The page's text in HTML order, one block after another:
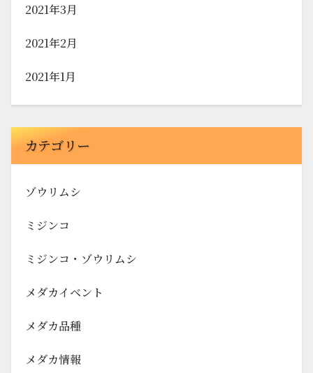
2021年3月
2021年2月
2021年1月
カテゴリー
ゾウリムシ
ミジンコ
ミジンコ・ゾウリムシ
メダカイベント
メダカ品種
メダカ情報